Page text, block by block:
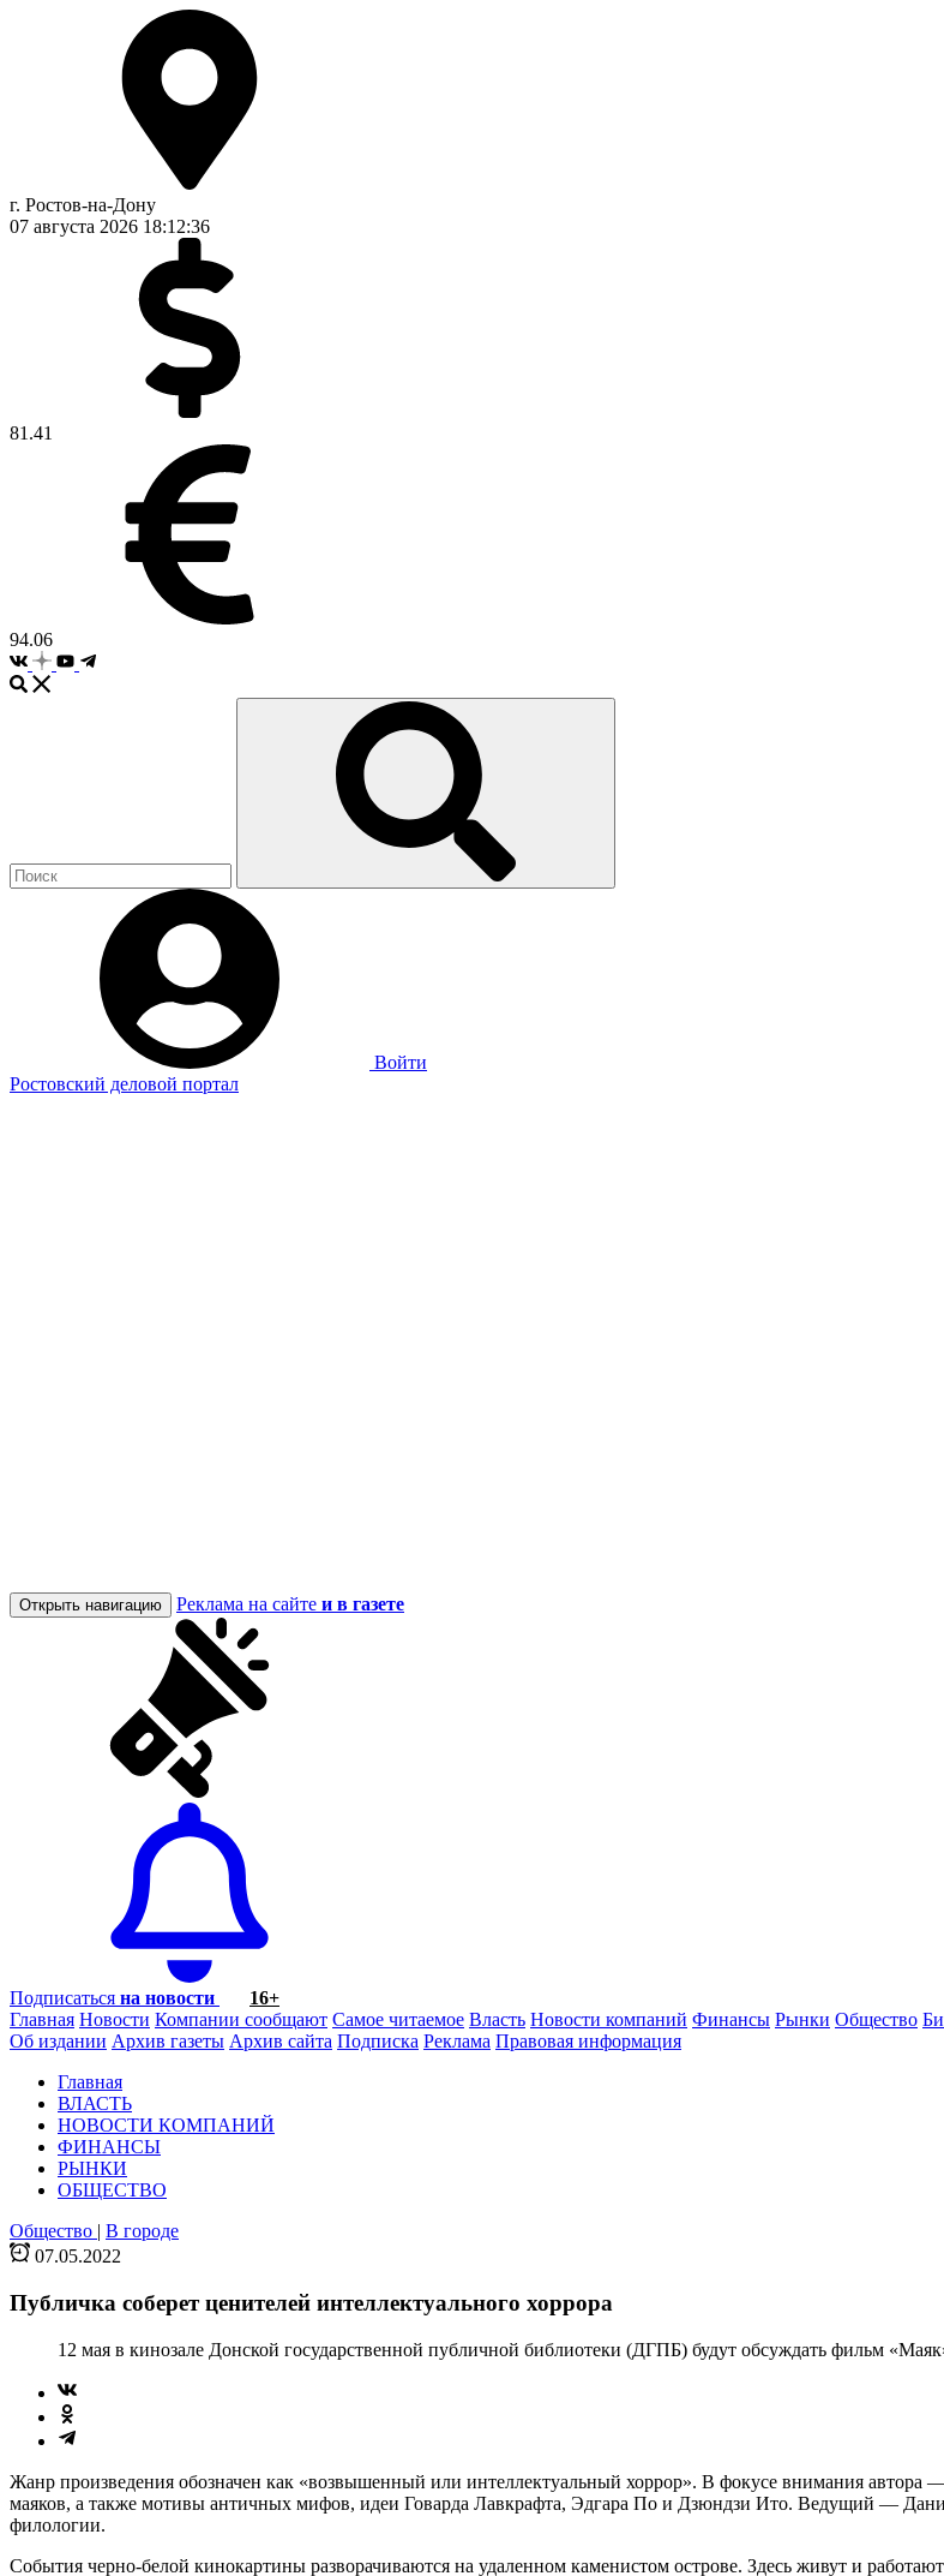
г. Ростов-на-Дону
07 августа 2026 18:12:36
81.41
94.06
Войти
Ростовский деловой портал
Открыть навигацию Реклама на сайте и в газете
Подписаться на новости
16+
Главная Новости Компании сообщают Самое читаемое Власть Новости компаний Финансы Рынки Общество
Об издании Архив газеты Архив сайта Подписка Реклама Правовая информация
Главная
ВЛАСТЬ
НОВОСТИ КОМПАНИЙ
ФИНАНСЫ
РЫНКИ
ОБЩЕСТВО
Общество | В городе
07.05.2022
Публичка соберет ценителей интеллектуального хоррора
12 мая в кинозале Донской государственной публичной библиотеки (ДГПБ) будут обсуждать фильм
Жанр произведения обозначен как «возвышенный или интеллектуальный хоррор». В фокусе внимания автора
маяков, а также мотивы античных мифов, идеи Говарда Лавкрафта, Эдгара По и Дзюндзи Ито. Ведущий —
филологии.
События черно-белой кинокартины разворачиваются на удаленном каменистом острове. Здесь живут и